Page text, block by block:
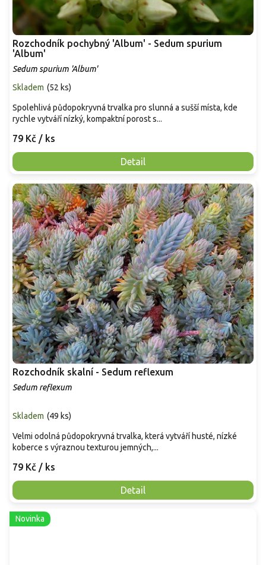
Rozchodník pochybný 'Album' - Sedum spurium
'Album'
Sedum spurium 'Album'
Skladem (52 ks)
79 Kč / ks
Detail
Spolehlivá půdopokryvná trvalka pro slunná a sušší místa, kde
rychle vytváří nízký, kompaktní porost s...
Rozchodník skalní - Sedum reflexum
Sedum reflexum
Skladem (49 ks)
79 Kč / ks
Detail
Velmi odolná půdopokryvná trvalka, která vytváří husté, nízké
koberce s výraznou texturou jemných,...
Novinka